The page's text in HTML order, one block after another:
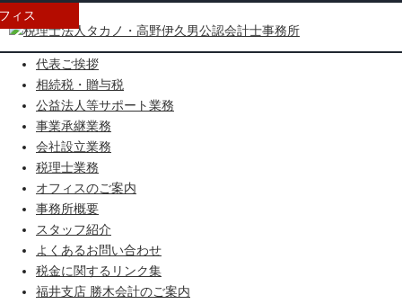
代表ご挨拶
相続税・贈与税
公益法人等サポート業務
事業承継業務
会社設立業務
税理士業務
オフィスのご案内
事務所概要
スタッフ紹介
よくあるお問い合わせ
税金に関するリンク集
福井支店 勝木会計のご案内
ィス